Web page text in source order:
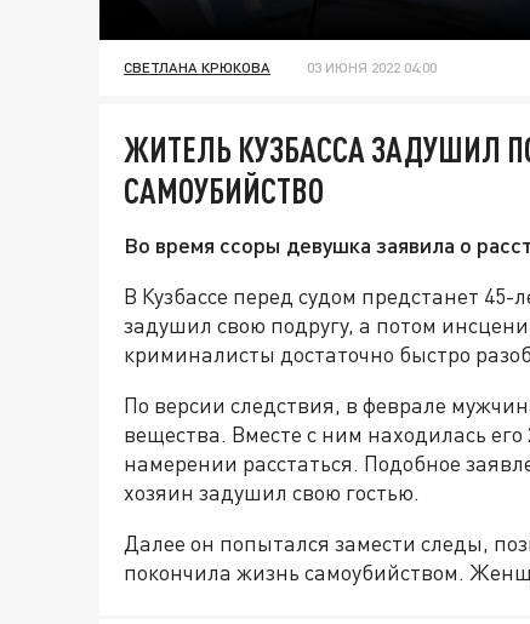
СВЕТЛАНА КРЮКОВА 03 ИЮНЯ 2022 04:00
ЖИТЕЛЬ КУЗБАССА ЗАДУШИЛ
САМОУБИЙСТВО
Во время ссоры девушка заявила о
В Кузбассе перед судом предстанет
задушил свою подругу, а потом
криминалисты достаточно быстро
По версии следствия, в феврале
вещества. Вместе с ним находилась
намерении расстаться. Подобное
хозяин задушил свою гостью.
Далее он попытался замести следы,
покончила жизнь самоубийством.